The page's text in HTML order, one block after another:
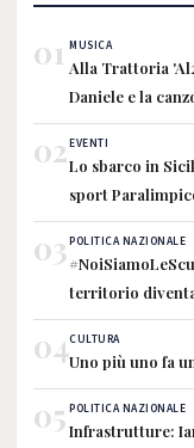
01 MUSICA
Alla Trattoria
Daniele e la
02EVENTI
Lo sbarco in
sport
03POLITICA NAZIONALE
territorio
04CULTURA
Uno più uno fa
05 POLITICA NAZIONALE
Infrastrutture: